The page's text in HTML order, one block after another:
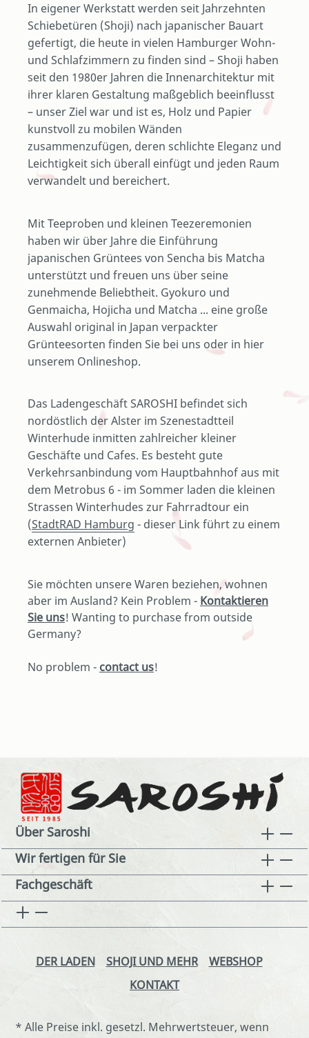
In eigener Werkstatt werden seit Jahrzehnten
Schiebetüren (Shoji) nach japanischer Bauart
gefertigt, die heute in vielen Hamburger Wohn-
und Schlafzimmern zu finden sind – Shoji haben
seit den 1980er Jahren die Innenarchitektur mit
ihrer klaren Gestaltung maßgeblich beeinflusst
– unser Ziel war und ist es, Holz und Papier
kunstvoll zu mobilen Wänden
zusammenzufügen, deren schlichte Eleganz und
Leichtigkeit sich überall einfügt und jeden Raum
verwandelt und bereichert.
Mit Teeproben und kleinen Teezeremonien
haben wir über Jahre die Einführung
japanischen Grüntees von Sencha bis Matcha
unterstützt und freuen uns über seine
zunehmende Beliebtheit. Gyokuro und
Genmaicha, Hojicha und Matcha ... eine große
Auswahl original in Japan verpackter
Grünteesorten finden Sie bei uns oder in hier
unserem Onlineshop.
Das Ladengeschäft SAROSHI befindet sich
nordöstlich der Alster im Szenestadtteil
Winterhude inmitten zahlreicher kleiner
Geschäfte und Cafes. Es besteht gute
Verkehrsanbindung vom Hauptbahnhof aus mit
dem Metrobus 6 - im Sommer laden die kleinen
Strassen Winterhudes zur Fahrradtour ein
(StadtRAD Hamburg - dieser Link führt zu einem
externen Anbieter)
Sie möchten unsere Waren beziehen, wohnen
aber im Ausland? Kein Problem - Kontaktieren
Sie uns! Wanting to purchase from outside
Germany?
No problem - contact us!
Über Saroshi
Wir fertigen für Sie
Fachgeschäft
DER LADEN SHOJI UND MEHR
WEBSHOP
KONTAKT
* Alle Preise inkl. gesetzl. Mehrwertsteuer, wenn